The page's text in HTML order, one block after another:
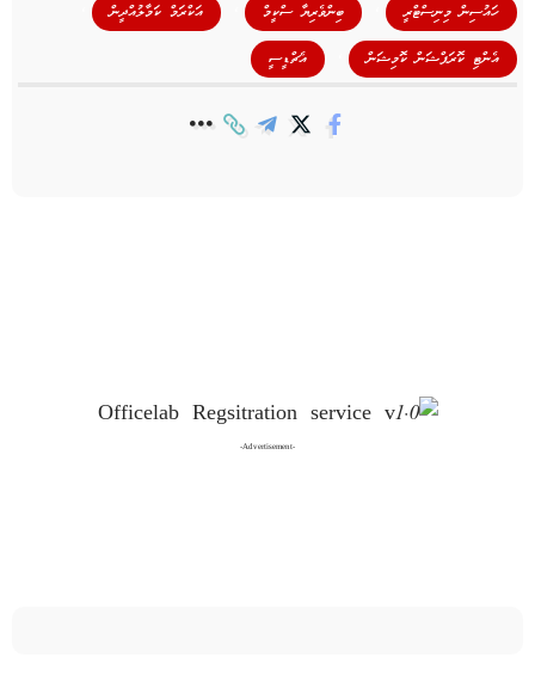
ހައުސިން މިނިސްޓްރީ ބިންވެރިޔާ ސްކީމް އަކްރަމް ކަމާލުއްދީން
އެންޓި ކޮރަޕްޝަން ކޮމިޝަން އެޗްޑީސީ
-Advertisement-